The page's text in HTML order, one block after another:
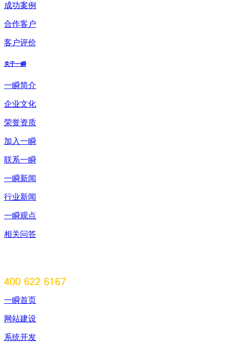
成功案例
合作客户
客户评价
关于一瞬
一瞬简介
企业文化
荣誉资质
加入一瞬
联系一瞬
一瞬新闻
行业新闻
一瞬观点
相关问答
一瞬首页
网站建设
系统开发